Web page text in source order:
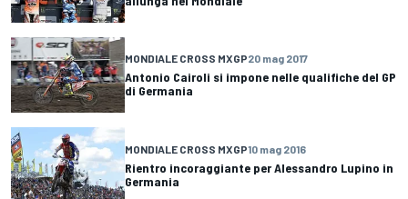
MONDIALE CROSS MXGP20 mag 2017
Antonio Cairoli si impone nelle qualifiche del GP
di Germania
MONDIALE CROSS MXGP10 mag 2016
Rientro incoraggiante per Alessandro Lupino in
Germania